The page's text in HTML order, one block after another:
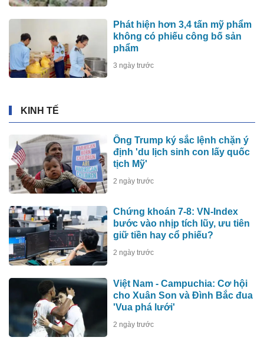
Phát hiện hơn 3,4 tấn mỹ phẩm
không có phiếu công bố sản
phẩm
3 ngày trước
KINH TẾ
Ông Trump ký sắc lệnh chặn ý
định 'du lịch sinh con lấy quốc
tịch Mỹ'
2 ngày trước
Chứng khoán 7-8: VN-Index
bước vào nhịp tích lũy, ưu tiên
giữ tiền hay cổ phiếu?
2 ngày trước
Việt Nam - Campuchia: Cơ hội
cho Xuân Son và Đình Bắc đua
'Vua phá lưới'
2 ngày trước